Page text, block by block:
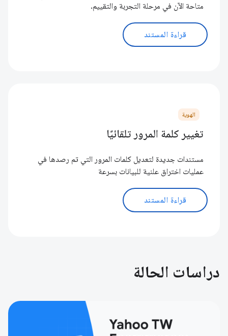
متاحة الآن في مرحلة التجربة والتقييم.
قراءة المستند
الهوية
تغيير كلمة المرور تلقائيًا
مستندات جديدة لتعديل كلمات المرور التي تم رصدها في
عمليات اختراق علنية للبيانات بسرعة
قراءة المستند
دراسات الحالة